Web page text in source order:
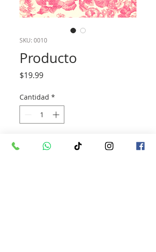
SKU: 0010
Producto
$19.99Precio
Cantidad *
Agregar al carrito